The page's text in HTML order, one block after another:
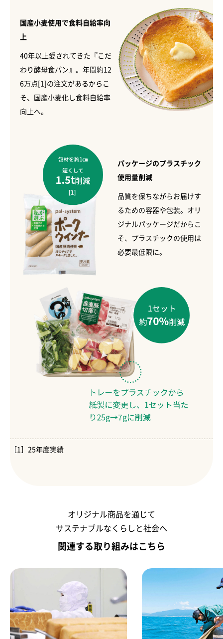
国産小麦使用で食料自給率向
上
40年以上愛されてきた『こだ
わり酵母食パン』。年間約12
6万点[1]の注文があるからこ
そ、国産小麦化し食料自給率
向上へ。
パッケージのプラスチック
使用量削減
品質を保ちながらお届けす
るための容器や包装。オリ
ジナルパッケージだからこ
そ、プラスチックの使用は
必要最低限に。
［1］25年度実績
オリジナル商品を通じて
サステナブルなくらしと社会へ
関連する取り組みはこちら